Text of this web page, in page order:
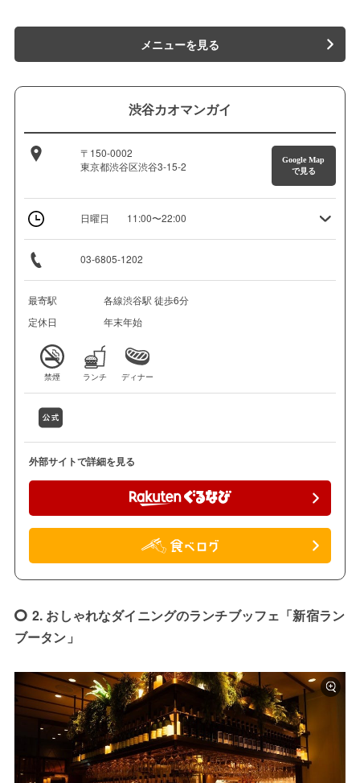
メニューを見る
渋谷カオマンガイ
〒150-0002
東京都渋谷区渋谷3-15-2
Google Map
で見る
日曜日 11:00〜22:00
03-6805-1202
最寄駅
各線渋谷駅 徒歩6分
定休日
年末年始
禁煙 ランチ ディナー
外部サイトで詳細を見る
2. おしゃれなダイニングのランチブッフェ「新宿ラン
ブータン」